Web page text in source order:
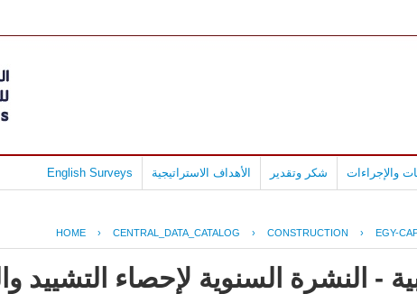
والإجراءات شكر وتقدير الأهداف الاستراتيجية English Surveys
HOME › CENTRAL_DATA_CATALOG › CONSTRUCTION › EGY-
- النشرة السنوية لإحصاء التشييد